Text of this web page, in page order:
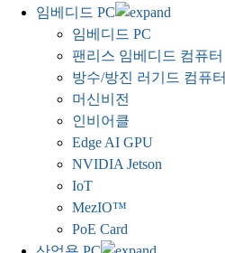
임베디드 PC
임베디드 PC
팬리스 임베디드 컴퓨터
방수/방진 러기드 컴퓨터
머신비전
인비어클
Edge AI GPU
NVIDIA Jetson
IoT
MezIO™
PoE Card